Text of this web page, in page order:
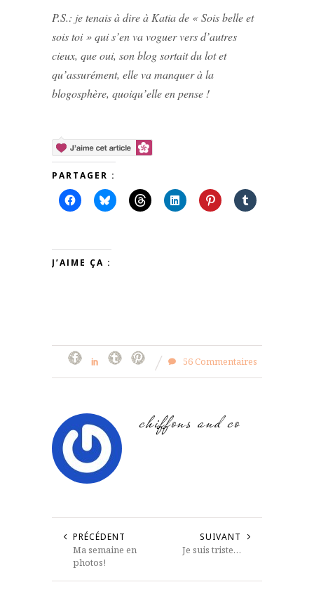
P.S.: je tenais à dire à Katia de « Sois belle et
sois toi » qui s’en va voguer vers d’autres
cieux, que oui, son blog sortait du lot et
qu’assurément, elle va manquer à la
blogosphère, quoiqu’elle en pense !
PARTAGER :
J’AIME ÇA :
56 Commentaires
chiffons and co
PRÉCÉDENT
Ma semaine en
photos!
SUIVANT
Je suis triste…